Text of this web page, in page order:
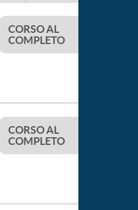
CORSO AL
COMPLETO
CORSO AL
COMPLETO